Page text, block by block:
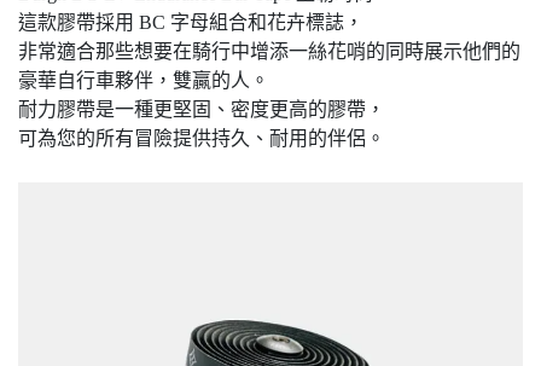
這款膠帶採用 BC 字母組合和花卉標誌，
非常適合那些想要在騎行中增添一絲花哨的同時展示他們的
豪華自行車夥伴，雙贏的人。
耐力膠帶是一種更堅固、密度更高的膠帶，
可為您的所有冒險提供持久、耐用的伴侶。